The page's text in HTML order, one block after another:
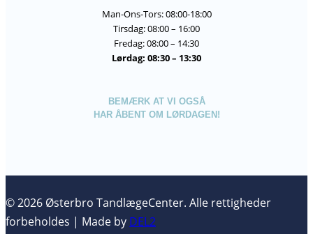
Man-Ons-Tors: 08:00-18:00
Tirsdag: 08:00 – 16:00
Fredag: 08:00 – 14:30
Lørdag: 08:30 – 13:30
BEMÆRK AT VI OGSÅ
HAR ÅBENT OM LØRDAGEN!
© 2026 Østerbro TandlægeCenter. Alle rettigheder
forbeholdes | Made by DEL2